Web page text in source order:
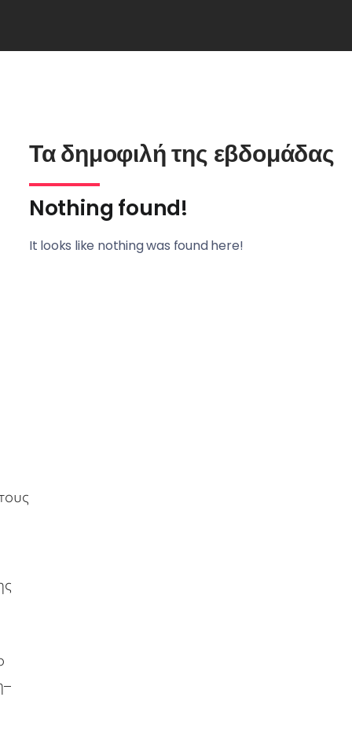
Τα δημοφιλή της εβδομάδας
Nothing found!
It looks like nothing was found here!